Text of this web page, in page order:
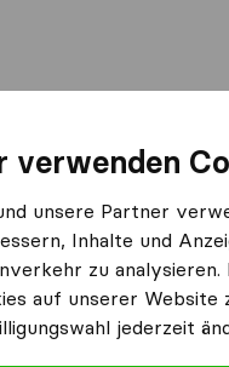
verwenden
unsere Partner
Inhalte und
zu
auf unserer Website
jederzeit